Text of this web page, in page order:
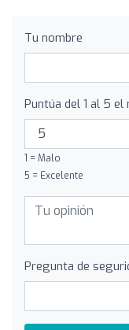
Tu nombre
Puntúa del 1 al 5 el
1 = Malo
5 = Excelente
Pregunta de